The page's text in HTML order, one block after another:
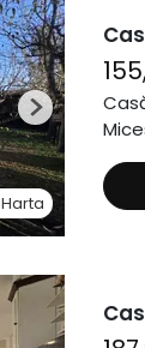
Harta
Next